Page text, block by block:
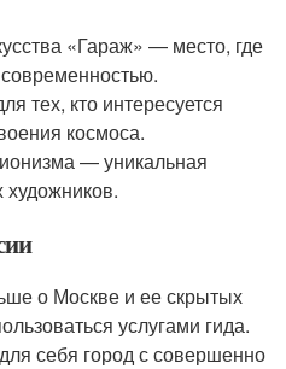
«Гараж» — место, где
современностью.
тех, кто интересуется
космоса.
— уникальная
художников.
о Москве и ее скрытых
услугами гида.
себя город с совершенно